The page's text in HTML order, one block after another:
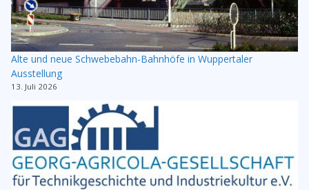
Alte und neue Schwebebahn-Bahnhöfe in Wuppertaler
Ausstellung
13. Juli 2026